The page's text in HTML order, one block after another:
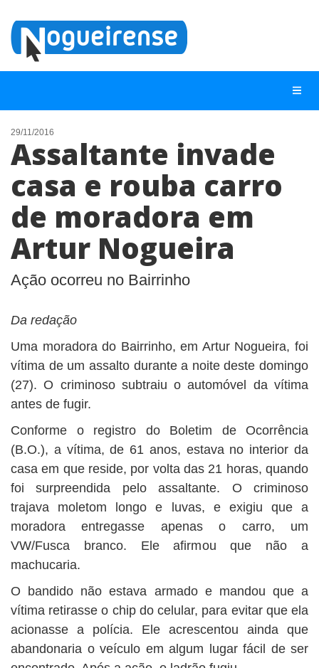
NOTÍCIAS
LISTA DIGITAL
TELEFONES ÚTEIS
CONTATO
ANUNCIE
29/11/2016
Assaltante invade
casa e rouba carro
de moradora em
Artur Nogueira
Ação ocorreu no Bairrinho
Da redação
Uma moradora do Bairrinho, em Artur Nogueira, foi
vítima de um assalto durante a noite deste domingo
(27). O criminoso subtraiu o automóvel da vítima
antes de fugir.
Conforme o registro do Boletim de Ocorrência
(B.O.), a vítima, de 61 anos, estava no interior da
casa em que reside, por volta das 21 horas, quando
foi surpreendida pelo assaltante. O criminoso
trajava moletom longo e luvas, e exigiu que a
moradora entregasse apenas o carro, um
VW/Fusca branco. Ele afirmou que não a
machucaria.
O bandido não estava armado e mandou que a
vítima retirasse o chip do celular, para evitar que ela
acionasse a polícia. Ele acrescentou ainda que
abandonaria o veículo em algum lugar fácil de ser